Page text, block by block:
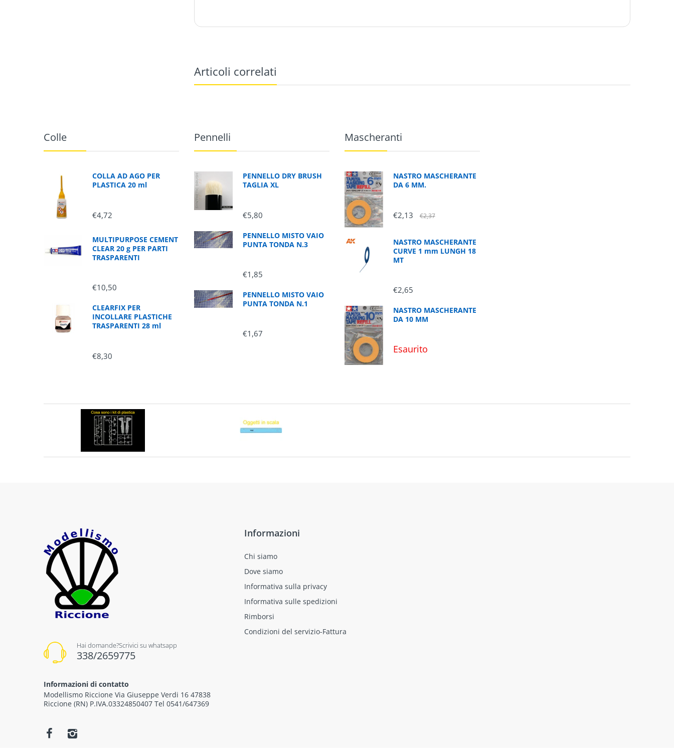
Articoli correlati
Colle
COLLA AD AGO PER
PLASTICA 20 ml
€4,72
MULTIPURPOSE CEMENT
CLEAR 20 g PER PARTI
TRASPARENTI
€10,50
CLEARFIX PER
INCOLLARE PLASTICHE
TRASPARENTI 28 ml
€8,30
Pennelli
PENNELLO DRY BRUSH
TAGLIA XL
€5,80
PENNELLO MISTO VAIO
PUNTA TONDA N.3
€1,85
PENNELLO MISTO VAIO
PUNTA TONDA N.1
€1,67
Mascheranti
NASTRO MASCHERANTE
DA 6 MM.
€2,13 €2,37
NASTRO MASCHERANTE
CURVE 1 mm LUNGH 18
MT
€2,65
NASTRO MASCHERANTE
DA 10 MM
Esaurito
Hai domande?Scrivici su whatsapp
338/2659775
Informazioni di contatto
Modellismo Riccione Via Giuseppe Verdi 16 47838
Riccione (RN) P.IVA.03324850407 Tel 0541/647369
Informazioni
Chi siamo
Dove siamo
Informativa sulla privacy
Informativa sulle spedizioni
Rimborsi
Condizioni del servizio-Fattura